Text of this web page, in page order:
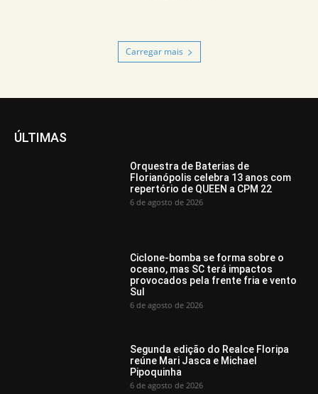
Carregar mais
ÚLTIMAS
Orquestra de Baterias de
Florianópolis celebra 13 anos com
repertório de QUEEN a CPM 22
6 de agosto de 2026
Ciclone-bomba se forma sobre o
oceano, mas SC terá impactos
provocados pela frente fria e vento
Sul
6 de agosto de 2026
Segunda edição do Realce Floripa
reúne Mari Jasca e Michael
Pipoquinha
6 de agosto de 2026